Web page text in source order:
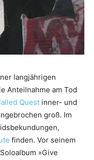
langjährigen
Anteilnahme am Tod
Quest inner- und
groß. Im
finden. Vor seinem
»Give